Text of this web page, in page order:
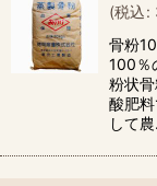
(税込:
骨粉
100％
粉状
酸肥
して